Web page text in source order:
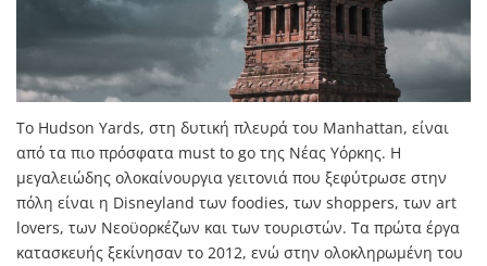
Το Hudson Yards, στη δυτική πλευρά του Manhattan, είναι
από τα πιο πρόσφατα must to go της Νέας Υόρκης. H
μεγαλειώδης ολοκαίνουργια γειτονιά που ξεφύτρωσε στην
πόλη είναι η Disneyland των foodies, των shoppers, των art
lovers, των Νεοϋορκέζων και των τουριστών. Τα πρώτα έργα
κατασκευής ξεκίνησαν το 2012, ενώ στην ολοκληρωμένη του